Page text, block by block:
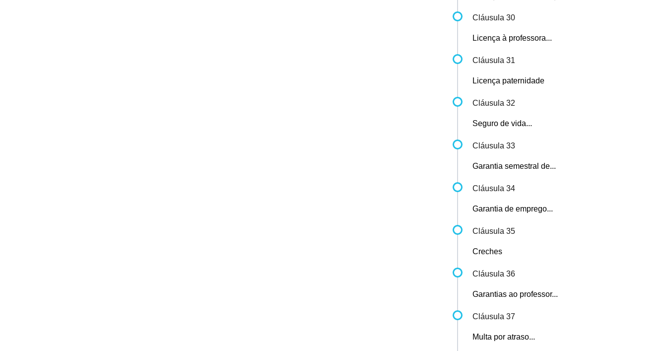
Cláusula 30
Licença à professora...
Cláusula 31
Licença paternidade
Cláusula 32
Seguro de vida...
Cláusula 33
Garantia semestral de...
Cláusula 34
Garantia de emprego...
Cláusula 35
Creches
Cláusula 36
Garantias ao professor...
Cláusula 37
Multa por atraso...